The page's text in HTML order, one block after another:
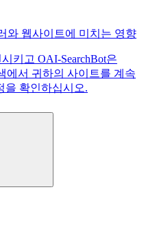
와 웹사이트에 미치는 영향
키고 OAI-SearchBot은
에서 귀하의 사이트를 계속
을 확인하십시오.